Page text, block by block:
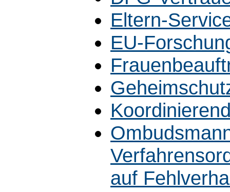
Eltern-
EU-
auf